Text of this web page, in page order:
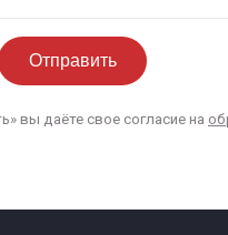
вы даёте свое согласие на